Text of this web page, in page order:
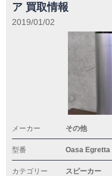
ア 買取情報
2019/01/02
メーカー その他
型番 Oasa Egretta
カテゴリー スピーカー